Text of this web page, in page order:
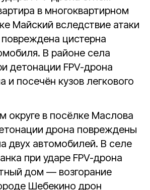
в многоквартирном
Майский вследствие атаки
цистерна
В районе села
детонации FPV-дрона
и посечён кузов легкового
округе в посёлке Маслова
дрона повреждены
двух автомобилей. В селе
при ударе FPV-дрона
дом — возгорание
Шебекино дрон